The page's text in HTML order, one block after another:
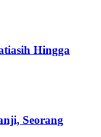
Hingga
Seorang